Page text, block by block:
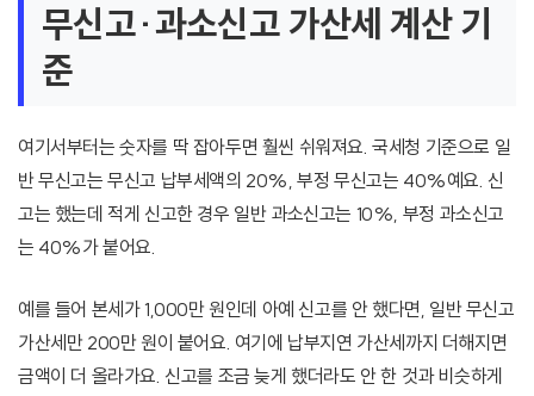
무신고·과소신고 가산세 계산 기
준
여기서부터는 숫자를 딱 잡아두면 훨씬 쉬워져요. 국세청 기준으로 일
반 무신고는 무신고 납부세액의 20%, 부정 무신고는 40%예요. 신
고는 했는데 적게 신고한 경우 일반 과소신고는 10%, 부정 과소신고
는 40%가 붙어요.
예를 들어 본세가 1,000만 원인데 아예 신고를 안 했다면, 일반 무신고
가산세만 200만 원이 붙어요. 여기에 납부지연 가산세까지 더해지면
금액이 더 올라가요. 신고를 조금 늦게 했더라도 안 한 것과 비슷하게